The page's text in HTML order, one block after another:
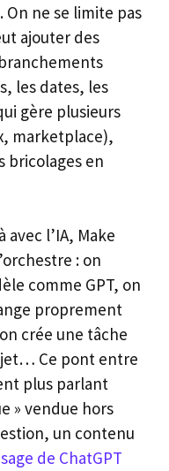
On ne se limite pas
ajouter des
les dates, les
gère plusieurs
marketplace),
bricolages en
l’IA, Make
: on
comme GPT, on
proprement
crée une tâche
Ce pont entre
plus parlant
» vendue hors
un contenu
de ChatGPT